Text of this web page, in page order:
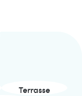
Terrasse